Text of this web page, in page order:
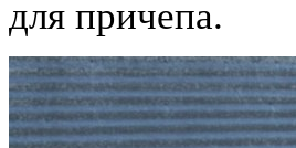
для причепа.